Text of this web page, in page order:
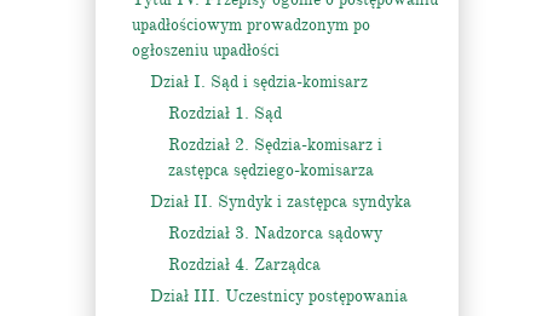
upadłościowym prowadzonym po
ogłoszeniu upadłości
Dział I. Sąd i sędzia-komisarz
Rozdział 1. Sąd
Rozdział 2. Sędzia-komisarz i
zastępca sędziego-komisarza
Dział II. Syndyk i zastępca syndyka
Rozdział 3. Nadzorca sądowy
Rozdział 4. Zarządca
Dział III. Uczestnicy postępowania